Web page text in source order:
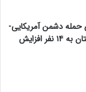
دشمن آمریکایی-
صهیونیستی به دادگستری لارستان به ۱۴ نفر افزایش